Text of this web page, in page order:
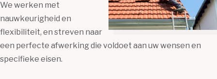
We werken met
nauwkeurigheid en
flexibiliteit, en streven naar
een perfecte afwerking die voldoet aan uw wensen en
specifieke eisen.